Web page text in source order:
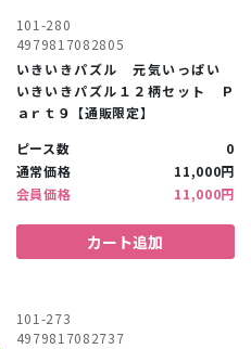
101-280
4979817082805
いきいきパズル 元気いっぱい
いきいきパズル１２柄セット Ｐ
ａｒｔ９【通販限定】
ピース数
0
通常価格
11,000円
会員価格
11,000円
カート追加
101-273
4979817082737